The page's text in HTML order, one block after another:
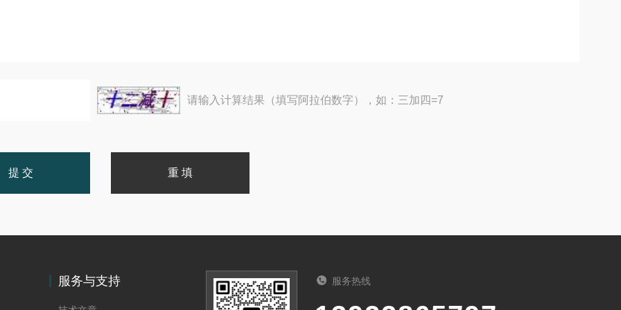
请输入计算结果（填写阿拉伯数字），如：三加四=7
服务与支持 服务热线